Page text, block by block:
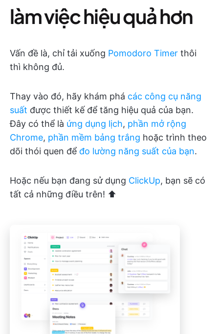
làm việc hiệu quả hơn
Vấn đề là, chỉ tải xuống Pomodoro Timer thôi
thì không đủ.
Thay vào đó, hãy khám phá các công cụ năng
suất được thiết kế để tăng hiệu quả của bạn.
Đây có thể là ứng dụng lịch, phần mở rộng
Chrome, phần mềm bảng trắng hoặc trình theo
dõi thói quen để đo lường năng suất của bạn.
Hoặc nếu bạn đang sử dụng ClickUp, bạn sẽ có
tất cả những điều trên! ⬆️